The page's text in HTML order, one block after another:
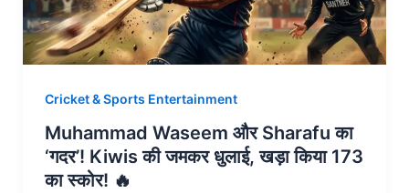
Cricket & Sports Entertainment
Muhammad Waseem और Sharafu का
‘गदर’! Kiwis की जमकर धुलाई, खड़ा किया 173
का स्कोर! 🔥